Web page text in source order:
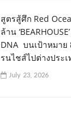
สูตรสู้ศึก Red
ล้าน
DNA บนเป้าหมา
รนไชส์ไปต่างประเ
July 23, 2026